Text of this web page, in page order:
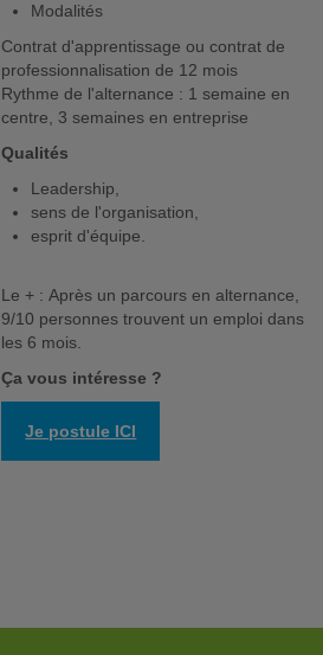
Modalités
Contrat d'apprentissage ou contrat de
professionnalisation de 12 mois
Rythme de l'alternance : 1 semaine en
centre, 3 semaines en entreprise
Qualités
Leadership,
sens de l'organisation,
esprit d'équipe.
Le + : Après un parcours en alternance,
9/10 personnes trouvent un emploi dans
les 6 mois.
Ça vous intéresse ?
Je postule ICI